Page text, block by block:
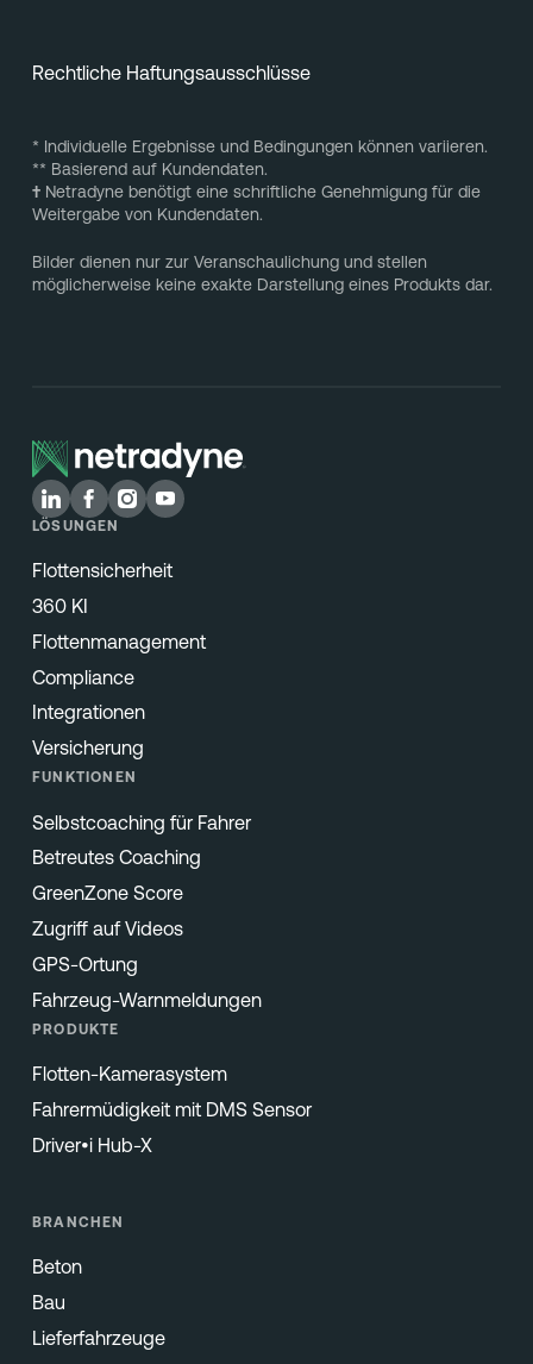
Rechtliche Haftungsausschlüsse
* Individuelle Ergebnisse und Bedingungen können variieren.
** Basierend auf Kundendaten.
†Netradyne benötigt eine schriftliche Genehmigung für die
Weitergabe von Kundendaten.
Bilder dienen nur zur Veranschaulichung und stellen
möglicherweise keine exakte Darstellung eines Produkts dar.
LÖSUNGEN
Flottensicherheit
360 KI
Flottenmanagement
Compliance
Integrationen
Versicherung
FUNKTIONEN
Selbstcoaching für Fahrer
Betreutes Coaching
GreenZone Score
Zugriff auf Videos
GPS-Ortung
Fahrzeug-Warnmeldungen
PRODUKTE
Flotten-Kamerasystem
Fahrermüdigkeit mit DMS Sensor
Driver•i Hub-X
BRANCHEN
Beton
Bau
Lieferfahrzeuge